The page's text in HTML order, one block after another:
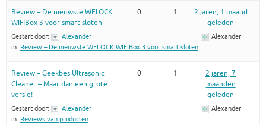
Review – De nieuwste WELOCK
WIFIBox 3 voor smart sloten
Gestart door:
Alexander
in: Review – De nieuwste WELOCK WIFIBox 3 voor smart sloten
0 1
2 jaren, 1 maand
geleden
Alexander
Review – Geekbes Ultrasonic
Cleaner – Maar dan een grote
versie!
Gestart door:
Alexander
in: Reviews van producten
0 1
2 jaren, 7
maanden
geleden
Alexander